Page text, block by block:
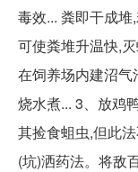
毒效... 粪即干成
可使粪堆升温快,
在饲养场内建沼
烧水煮... 3、放鸡
其捡食蛆虫,但此
(坑)洒药法。将敌